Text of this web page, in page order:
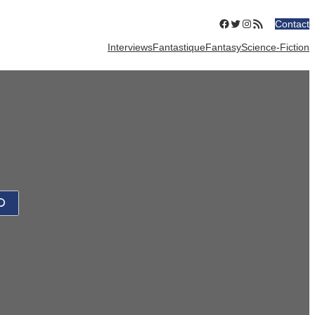
Facebook
Twitter
Instagram
Flux RSSContact
InterviewsFantastiqueFantasyScience-Fiction